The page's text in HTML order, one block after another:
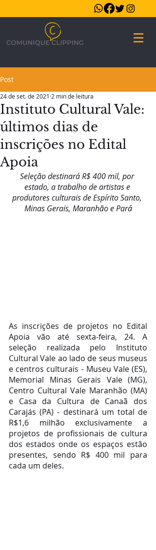
Post
Instituto Cultural Vale:
últimos dias de
inscrições no Edital
Apoia
24 de set. de 2021 2 min de leitura
Seleção destinará R$ 400 mil, por
estado, a trabalho de artistas e
produtores culturais de Espírito Santo,
Minas Gerais, Maranhão e Pará
As inscrições de projetos no Edital
Apoia vão até sexta-feira, 24. A
seleção realizada pelo Instituto
Cultural Vale ao lado de seus museus
e centros culturais - Museu Vale (ES),
Memorial Minas Gerais Vale (MG),
Centro Cultural Vale Maranhão (MA)
e Casa da Cultura de Canaã dos
Carajás (PA) - destinará um total de
R$1,6 milhão exclusivamente a
projetos de profissionais de cultura
dos estados onde os espaços estão
presentes, sendo R$ 400 mil para
cada um deles.